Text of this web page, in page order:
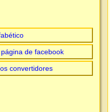
de facebook
convertidores